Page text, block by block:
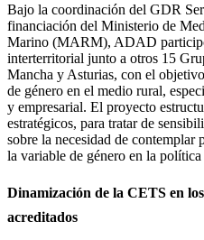
Bajo la coordinación del GDR
financiación del Ministerio de
Marino (MARM), ADAD
interterritorial junto a otros 15
Mancha y Asturias, con el
de género en el medio rural,
y empresarial. El proyecto
estratégicos, para tratar de
sobre la necesidad de contemplar
la variable de género en la
Dinamización de la CETS en
acreditados